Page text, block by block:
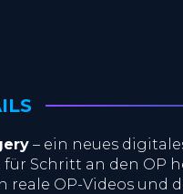
– ein neues
für Schritt an den OP
reale OP-Videos und